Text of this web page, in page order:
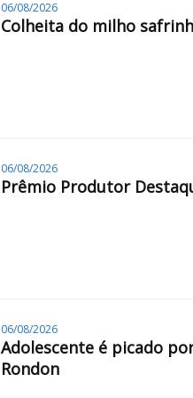
06/08/2026
Colheita do milho
06/08/2026
Prêmio Produtor
06/08/2026
Adolescente é picado
Rondon